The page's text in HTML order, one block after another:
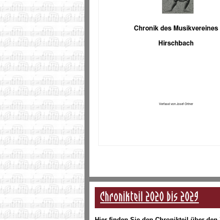
Chronikteil 2020 bis 2029